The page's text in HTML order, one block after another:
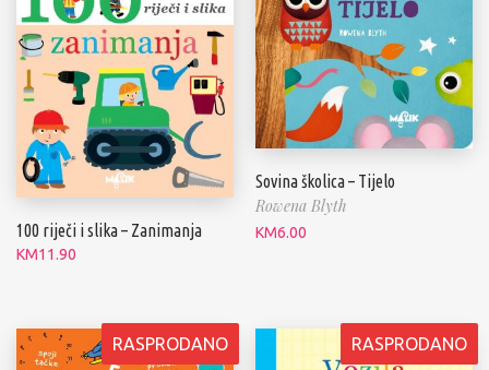
100 riječi i slika – Zanimanja
KM11.90
Sovina školica – Tijelo
Rowena Blyth
KM6.00
RASPRODANO RASPRODANO